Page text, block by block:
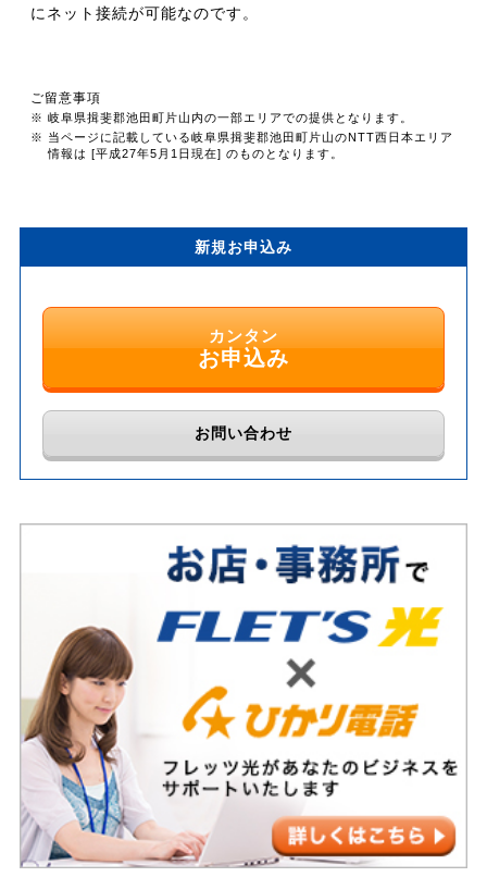
にネット接続が可能なのです。
ご留意事項
※ 岐阜県揖斐郡池田町片山内の一部エリアでの提供となります。
※ 当ページに記載している岐阜県揖斐郡池田町片山のNTT西日本エリア
情報は [平成27年5月1日現在] のものとなります。
新規お申込み
カンタン
お申込み
お問い合わせ